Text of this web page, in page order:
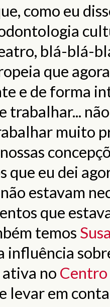
como eu
blá-blá-
que
e de forma
trabalhar...
muito
que eu dei
estavam
que
temos
influência
no Centro
levar em